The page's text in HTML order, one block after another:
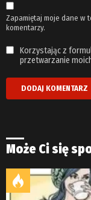
Zapamiętaj moje dane w
komentarzy.
Korzystając z
przetwarzanie
Może Ci się